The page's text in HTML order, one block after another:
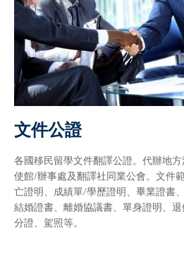
文件公證
各國移民留學文件翻譯公證。代辦地
使館/辦事處及翻譯社同業公會。文件
亡證明、成績單/學歷證明、畢業證書
結婚證書、離婚協議書、單身證明、
分證、駕照等。